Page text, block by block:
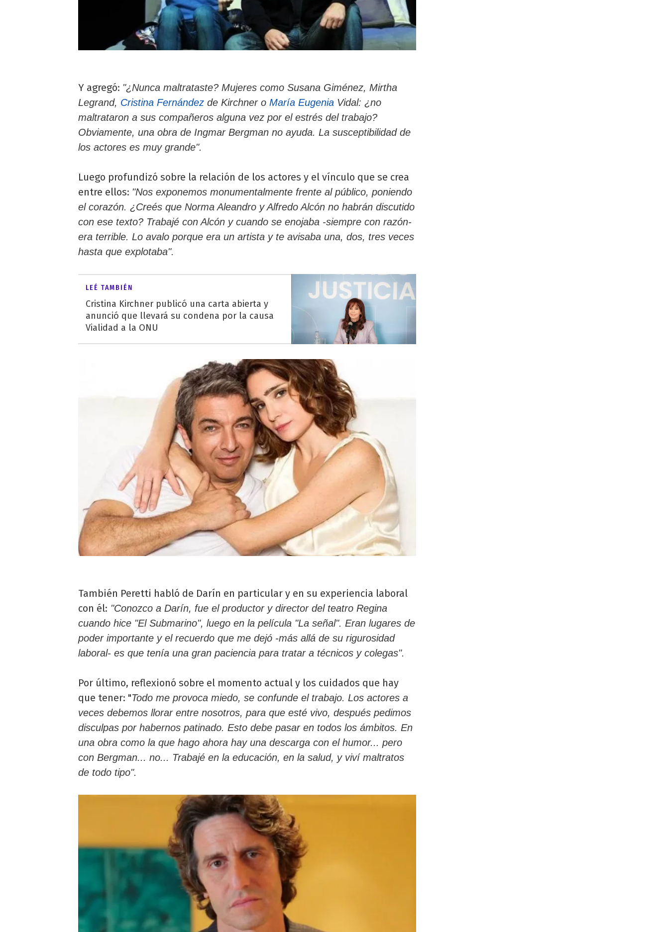
Y agregó: "¿Nunca maltrataste? Mujeres como Susana Giménez, Mirtha
Legrand, Cristina Fernández de Kirchner o María Eugenia Vidal: ¿no
maltrataron a sus compañeros alguna vez por el estrés del trabajo?
Obviamente, una obra de Ingmar Bergman no ayuda. La susceptibilidad de
los actores es muy grande".
Luego profundizó sobre la relación de los actores y el vínculo que se crea
entre ellos: "Nos exponemos monumentalmente frente al público, poniendo
el corazón. ¿Creés que Norma Aleandro y Alfredo Alcón no habrán discutido
con ese texto? Trabajé con Alcón y cuando se enojaba -siempre con razón-
era terrible. Lo avalo porque era un artista y te avisaba una, dos, tres veces
hasta que explotaba".
LEÉ TAMBIÉN
Cristina Kirchner publicó una carta abierta y
anunció que llevará su condena por la causa
Vialidad a la ONU
También Peretti habló de Darín en particular y en su experiencia laboral
con él: "Conozco a Darín, fue el productor y director del teatro Regina
cuando hice "El Submarino", luego en la película "La señal". Eran lugares de
poder importante y el recuerdo que me dejó -más allá de su rigurosidad
laboral- es que tenía una gran paciencia para tratar a técnicos y colegas".
Por último, reflexionó sobre el momento actual y los cuidados que hay
que tener: "Todo me provoca miedo, se confunde el trabajo. Los actores a
veces debemos llorar entre nosotros, para que esté vivo, después pedimos
disculpas por habernos patinado. Esto debe pasar en todos los ámbitos. En
una obra como la que hago ahora hay una descarga con el humor... pero
con Bergman... no... Trabajé en la educación, en la salud, y viví maltratos
de todo tipo".